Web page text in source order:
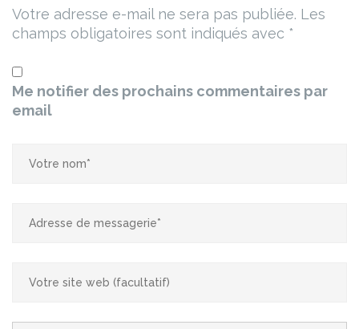
Votre adresse e-mail ne sera pas publiée. Les
champs obligatoires sont indiqués avec *
Me notifier des prochains commentaires par
email